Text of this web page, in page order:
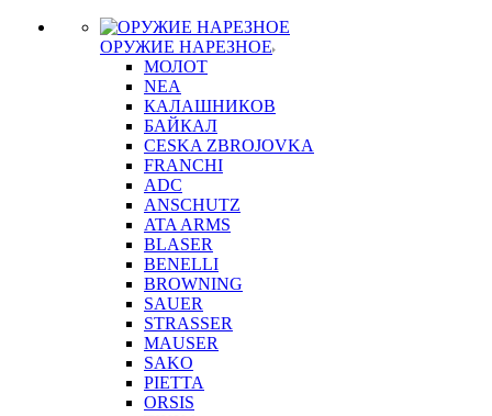
ОРУЖИЕ НАРЕЗНОЕ
МОЛОТ
NEA
КАЛАШНИКОВ
БАЙКАЛ
CESKA ZBROJOVKA
FRANCHI
ADC
ANSCHUTZ
ATA ARMS
BLASER
BENELLI
BROWNING
SAUER
STRASSER
MAUSER
SAKO
PIETTA
ORSIS